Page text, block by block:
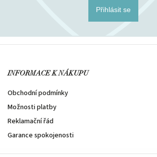
Přihlásit se
INFORMACE K NÁKUPU
Obchodní podmínky
Možnosti platby
Reklamační řád
Garance spokojenosti